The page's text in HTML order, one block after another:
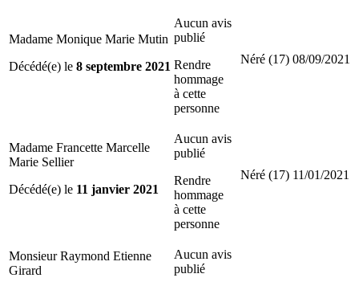
Madame Monique Marie Mutin
Décédé(e) le 8 septembre 2021
Aucun avis
publié
Rendre
hommage
à cette
personne
Néré (17) 08/09/2021
Madame Francette Marcelle
Marie Sellier
Décédé(e) le 11 janvier 2021
Aucun avis
publié
Rendre
hommage
à cette
personne
Néré (17) 11/01/2021
Monsieur Raymond Etienne
Girard
Aucun avis
publié